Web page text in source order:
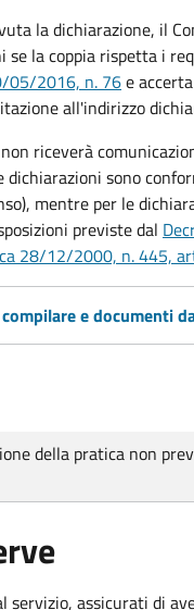
la dichiarazione, il
se la coppia rispetta i
05/2016, n. 76e accerta
all'indirizzo
riceverà
dichiarazioni sono
mentre per le
previste dal
28/12/2000, n. 445,
e documenti
della pratica non
servizio, assicurati di